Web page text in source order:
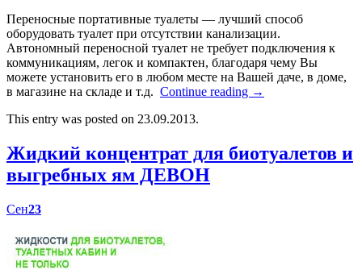
Переносные портативные туалеты — лучший способ
оборудовать туалет при отсутствии канализации.
Автономный переносной туалет не требует подключения к
коммуникациям, легок и компактен, благодаря чему Вы
можете установить его в любом месте на Вашей даче, в доме,
в магазине на складе и т.д. Continue reading →
This entry was posted on 23.09.2013.
Жидкий концентрат для биотуалетов и
выгребных ям ДЕВОН
Сен23